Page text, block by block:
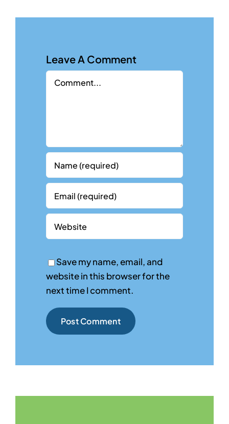
Leave A Comment
Comment
Save my name, email, and
website in this browser for the
next time I comment.